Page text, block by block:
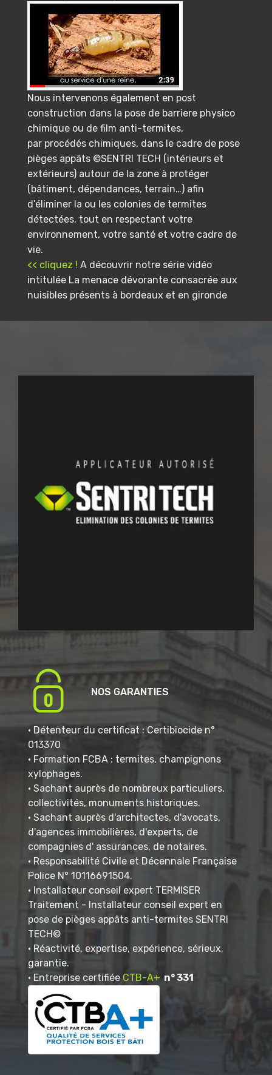
Nous intervenons également en post
construction dans la pose de barriere physico
chimique ou de film anti-termites,
par procédés chimiques, dans le cadre de pose
pièges appâts ©SENTRI TECH (intérieurs et
extérieurs) autour de la zone à protéger
(bâtiment, dépendances, terrain…) afin
d’éliminer la ou les colonies de termites
détectées, tout en respectant votre
environnement, votre santé et votre cadre de
vie.
<< cliquez ! A découvrir notre série vidéo
intitulée La menace dévorante consacrée aux
nuisibles présents à bordeaux et en gironde
NOS GARANTIES
• Détenteur du certificat : Certibiocide n°
013370
• Formation FCBA : termites, champignons
xylophages.
• Sachant auprès de nombreux particuliers,
collectivités, monuments historiques.
• Sachant auprès d'architectes, d'avocats,
d'agences immobilières, d'experts, de
compagnies d' assurances, de notaires.
• Responsabilité Civile et Décennale Française
Police N° 10116691504.
• Installateur conseil expert TERMISER
Traitement - Installateur conseil expert en
pose de pièges appâts anti-termites SENTRI
TECH©
• Réactivité, expertise, expérience, sérieux,
garantie.
• Entreprise certifiée CTB-A+ n° 331